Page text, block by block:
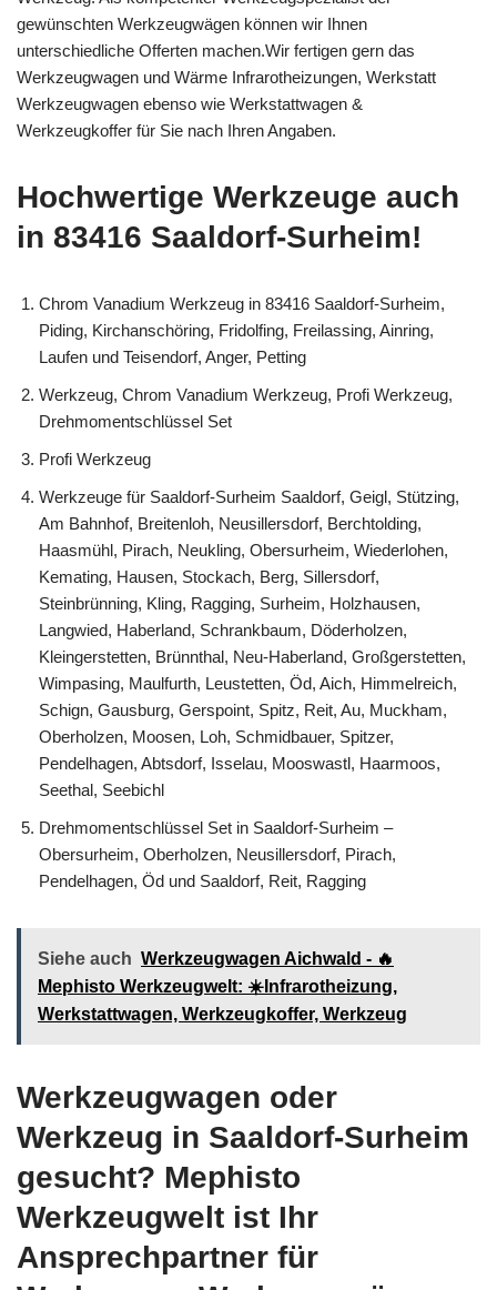
gewünschten Werkzeugwägen können wir Ihnen
unterschiedliche Offerten machen.Wir fertigen gern das
Werkzeugwagen und Wärme Infrarotheizungen, Werkstatt
Werkzeugwagen ebenso wie Werkstattwagen &
Werkzeugkoffer für Sie nach Ihren Angaben.
Hochwertige Werkzeuge auch
in 83416 Saaldorf-Surheim!
Chrom Vanadium Werkzeug in 83416 Saaldorf-Surheim,
Piding, Kirchanschöring, Fridolfing, Freilassing, Ainring,
Laufen und Teisendorf, Anger, Petting
Werkzeug, Chrom Vanadium Werkzeug, Profi Werkzeug,
Drehmomentschlüssel Set
Profi Werkzeug
Werkzeuge für Saaldorf-Surheim Saaldorf, Geigl, Stützing,
Am Bahnhof, Breitenloh, Neusillersdorf, Berchtolding,
Haasmühl, Pirach, Neukling, Obersurheim, Wiederlohen,
Kemating, Hausen, Stockach, Berg, Sillersdorf,
Steinbrünning, Kling, Ragging, Surheim, Holzhausen,
Langwied, Haberland, Schrankbaum, Döderholzen,
Kleingerstetten, Brünnthal, Neu-Haberland, Großgerstetten,
Wimpasing, Maulfurth, Leustetten, Öd, Aich, Himmelreich,
Schign, Gausburg, Gerspoint, Spitz, Reit, Au, Muckham,
Oberholzen, Moosen, Loh, Schmidbauer, Spitzer,
Pendelhagen, Abtsdorf, Isselau, Mooswastl, Haarmoos,
Seethal, Seebichl
Drehmomentschlüssel Set in Saaldorf-Surheim –
Obersurheim, Oberholzen, Neusillersdorf, Pirach,
Pendelhagen, Öd und Saaldorf, Reit, Ragging
Siehe auch Werkzeugwagen Aichwald - 🔥
Mephisto Werkzeugwelt: ☀️Infrarotheizung,
Werkstattwagen, Werkzeugkoffer, Werkzeug
Werkzeugwagen oder
Werkzeug in Saaldorf-Surheim
gesucht? Mephisto
Werkzeugwelt ist Ihr
Ansprechpartner für